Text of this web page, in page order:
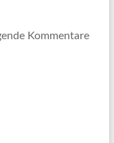
Kommentare